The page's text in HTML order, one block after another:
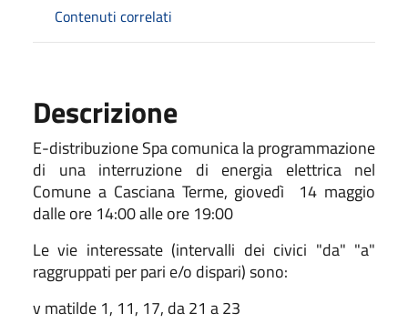
Contenuti correlati
Descrizione
E-distribuzione Spa comunica la programmazione
di una interruzione di energia elettrica nel
Comune a Casciana Terme, giovedì
14 maggio
dalle ore 14:00 alle ore 19:00
Le vie interessate (intervalli dei civici "da" "a"
raggruppati per pari e/o dispari) sono:
v matilde 1, 11, 17, da 21 a 23